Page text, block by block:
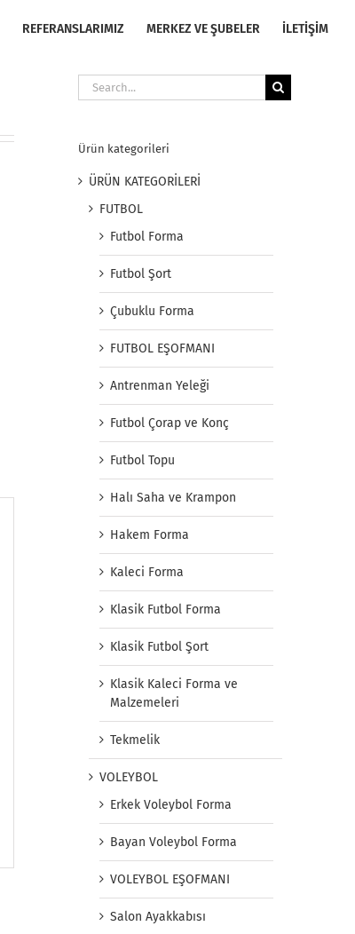
REFERANSLARIMIZ MERKEZ VE ŞUBELER İLETİŞİM
Search
for:
Ürün kategorileri
ÜRÜN KATEGORİLERİ
FUTBOL
Futbol Forma
Futbol Şort
Çubuklu Forma
FUTBOL EŞOFMANI
Antrenman Yeleği
Futbol Çorap ve Konç
Futbol Topu
Halı Saha ve Krampon
Hakem Forma
Kaleci Forma
Klasik Futbol Forma
Klasik Futbol Şort
Klasik Kaleci Forma ve
Malzemeleri
Tekmelik
VOLEYBOL
Erkek Voleybol Forma
Bayan Voleybol Forma
VOLEYBOL EŞOFMANI
Salon Ayakkabısı